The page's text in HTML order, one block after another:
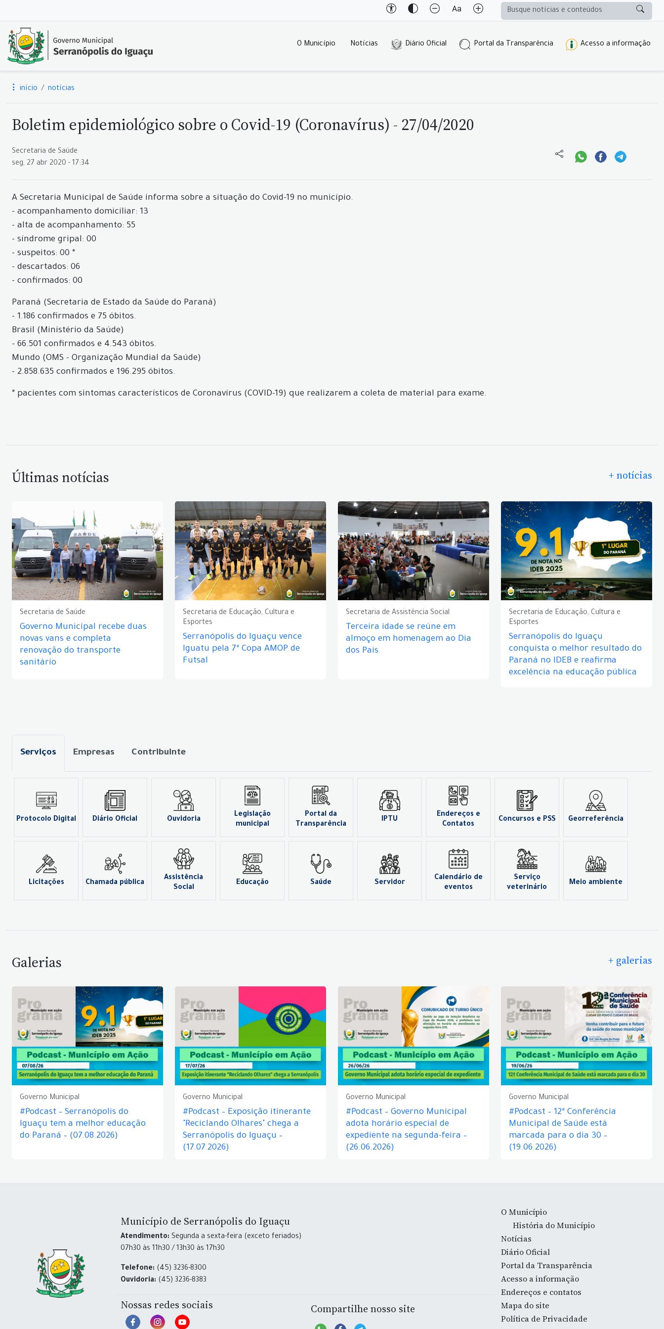
O Município Notícias Diário Oficial Portal da Transparência Acesso a informação
início notícias
Boletim epidemiológico sobre o Covid-19 (Coronavírus) - 27/04/2020
Secretaria de Saúde
seg, 27 abr 2020 - 17:34
A Secretaria Municipal de Saúde informa sobre a situação do Covid-19 no município.
- acompanhamento domiciliar: 13
- alta de acompanhamento: 55
- síndrome gripal: 00
- suspeitos: 00 *
- descartados: 06
- confirmados: 00
Paraná (Secretaria de Estado da Saúde do Paraná)
- 1.186 confirmados e 75 óbitos.
Brasil (Ministério da Saúde)
- 66.501 confirmados e 4.543 óbitos.
Mundo (OMS - Organização Mundial da Saúde)
- 2.858.635 confirmados e 196.295 óbitos.
* pacientes com sintomas característicos de Coronavírus (COVID-19) que realizarem a coleta de material para exame.
Últimas notícias + notícias
Secretaria de Saúde
Governo Municipal recebe duas
novas vans e completa
renovação do transporte
sanitário
Secretaria de Educação, Cultura e
Esportes
Serranópolis do Iguaçu vence
Iguatu pela 7ª Copa AMOP de
Futsal
Secretaria de Assistência Social
Terceira idade se reúne em
almoço em homenagem ao Dia
dos Pais
Secretaria de Educação, Cultura e
Esportes
Serranópolis do Iguaçu
conquista o melhor resultado do
Paraná no IDEB e reafirma
excelência na educação pública
Serviços Empresas Contribuinte
Protocolo Digital Diário Oficial Ouvidoria
Legislação
municipal
Portal da
Transparência
IPTU
Endereços e
Contatos
Concursos e PSS Georreferência
Licitações Chamada pública
Assistência
Social
Educação Saúde Servidor
Calendário de
eventos
Serviço
veterinário
Meio ambiente
Galerias + galerias
Governo Municipal
#Podcast – Serranópolis do
Iguaçu tem a melhor educação
do Paraná – (07.08.2026)
Governo Municipal
#Podcast – Exposição itinerante
"Reciclando Olhares" chega a
Serranópolis do Iguaçu –
(17.07.2026)
Governo Municipal
#Podcast – Governo Municipal
adota horário especial de
expediente na segunda-feira –
(26.06.2026)
Governo Municipal
#Podcast – 12ª Conferência
Municipal de Saúde está
marcada para o dia 30 –
(19.06.2026)
Município de Serranópolis do Iguaçu
Atendimento: Segunda a sexta-feira (exceto feriados)
07h30 às 11h30 / 13h30 às 17h30
Telefone: (45) 3236-8300
Ouvidoria: (45) 3236-8383
Nossas redes sociais Compartilhe nosso site
O Município
História do Município
Notícias
Diário Oficial
Portal da Transparência
Acesso a informação
Endereços e contatos
Mapa do site
Política de Privacidade